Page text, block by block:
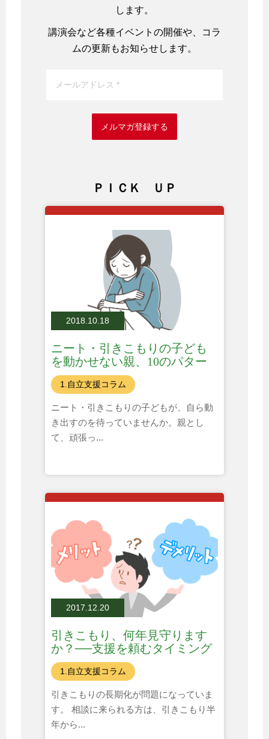
します。
講演会など各種イベントの開催や、コラ
ムの更新もお知らせします。
メルマガ登録する
ＰＩＣＫ ＵＰ
2018.10.18
ニート・引きこもりの子ども
を動かせない親、10のパター
ン
1.自立支援コラム
ニート・引きこもりの子どもが、自ら動
き出すのを待っていませんか。親とし
て、頑張っ...
2017.12.20
引きこもり、何年見守ります
か？──支援を頼むタイミング
とは
1.自立支援コラム
引きこもりの長期化が問題になっていま
す。 相談に来られる方は、引きこもり半
年から...